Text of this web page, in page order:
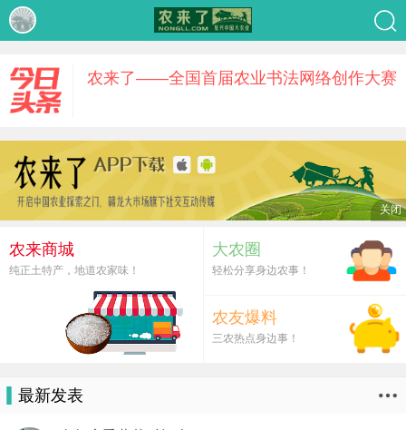
漂亮的大米
农来了——全国首届农业书法网络创作大赛
用户协议 欢迎您使用农来了（nongll.com）服务（下
称：本服务），您在使用本服务前请
农来了客服微信 请加微信
（17779589826）
农来了客服微信 请加微信（17779589826）
逛庙会，尝美食
获奖名单 | 风雨同心·美丽乡愁——2019农
关闭
农来商城
纯正土特产，地道农家味！
大农圈
轻松分享身边农事！
农友爆料
三农热点身边事！
最新发表